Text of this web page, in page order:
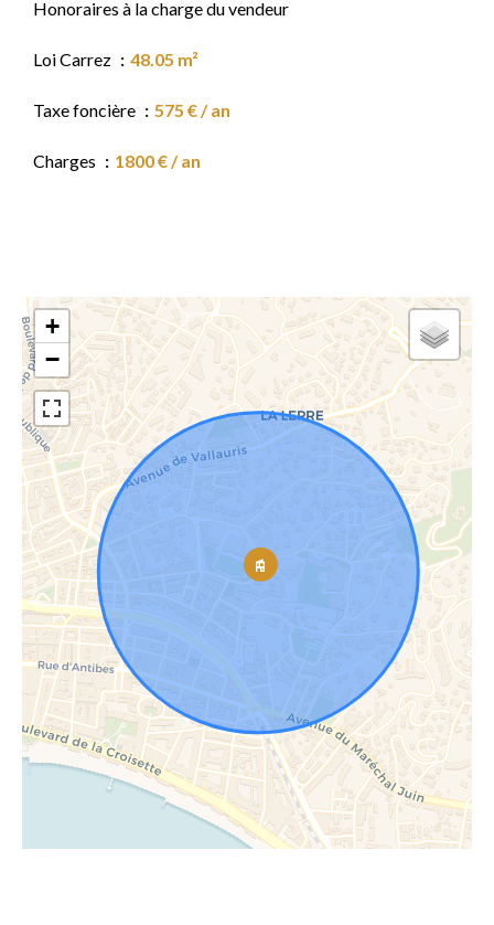
Honoraires à la charge du vendeur
Loi Carrez 48.05 m²
Taxe foncière 575 € / an
Charges 1800 € / an
+
−